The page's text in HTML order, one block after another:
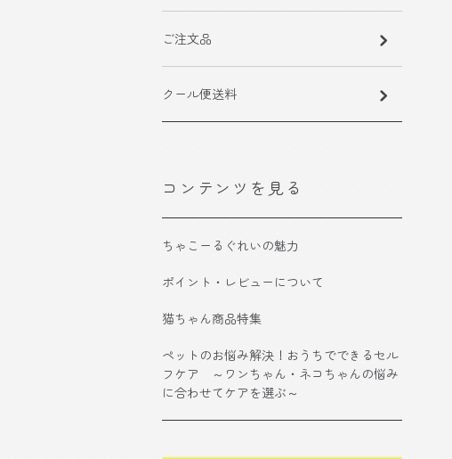
ご注文品
クール便送料
コンテンツを見る
ちゃこーるぐれいの魅力
ポイント・レビューについて
猫ちゃん商品特集
ペットのお悩み解決！おうちでできるセル
フケア ～ワンちゃん・ネコちゃんの悩み
に合わせてケアを選ぶ～